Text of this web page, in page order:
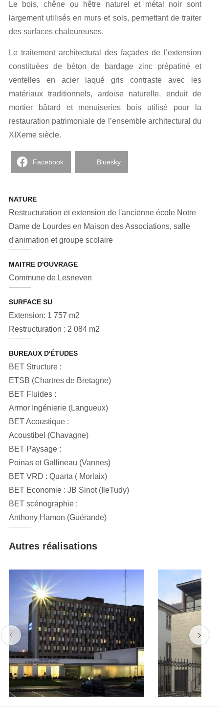
Le bois, chêne ou hêtre naturel et métal noir sont
largement utilisés en murs et sols, permettant de traiter
des surfaces chaleureuses.
Le traitement architectural des façades de l’extension
constituées de béton de bardage zinc prépatiné et
ventelles en acier laqué gris contraste avec les
matériaux traditionnels, ardoise naturelle, enduit de
mortier bâtard et menuiseries bois utilisé pour la
restauration patrimoniale de l’ensemble architectural du
XIXeme siècle.
Facebook Bluesky
NATURE
Restructuration et extension de l'ancienne école Notre
Dame de Lourdes en Maison des Associations, salle
d'animation et groupe scolaire
MAITRE D'OUVRAGE
Commune de Lesneven
SURFACE SU
Extension: 1 757 m2
Restructuration : 2 084 m2
BUREAUX D'ÉTUDES
BET Structure :
ETSB (Chartres de Bretagne)
BET Fluides :
Armor Ingénierie (Langueux)
BET Acoustique :
Acoustibel (Chavagne)
BET Paysage :
Poinas et Gallineau (Vannes)
BET VRD : Quarta ( Morlaix)
BET Economie : JB Sinot (IleTudy)
BET scénographie :
Anthony Hamon (Guérande)
Autres réalisations